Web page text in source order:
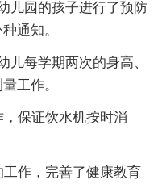
园的孩子进行了预防
通知。
每学期两次的身高、
工作。
保证饮水机按时消
作，完善了健康教育